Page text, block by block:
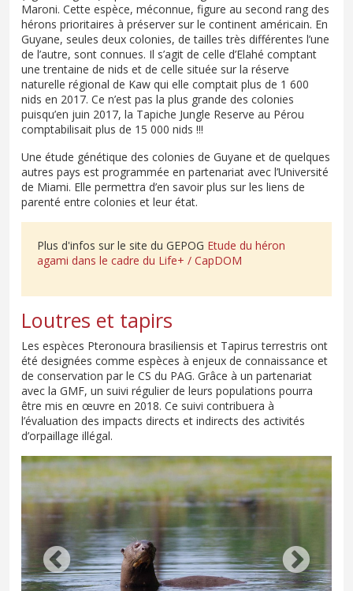
Maroni. Cette espèce, méconnue, figure au second rang des
hérons prioritaires à préserver sur le continent américain. En
Guyane, seules deux colonies, de tailles très différentes l’une
de l’autre, sont connues. Il s’agit de celle d’Elahé comptant
une trentaine de nids et de celle située sur la réserve
naturelle régional de Kaw qui elle comptait plus de 1 600
nids en 2017. Ce n’est pas la plus grande des colonies
puisqu’en juin 2017, la Tapiche Jungle Reserve au Pérou
comptabilisait plus de 15 000 nids !!!
Une étude génétique des colonies de Guyane et de quelques
autres pays est programmée en partenariat avec l’Université
de Miami. Elle permettra d’en savoir plus sur les liens de
parenté entre colonies et leur état.
Plus d'infos sur le site du GEPOG Etude du héron
agami dans le cadre du Life+ / CapDOM
Loutres et tapirs
Les espèces Pteronoura brasiliensis et Tapirus terrestris ont
été designées comme espèces à enjeux de connaissance et
de conservation par le CS du PAG. Grâce à un partenariat
avec la GMF, un suivi régulier de leurs populations pourra
être mis en œuvre en 2018. Ce suivi contribuera à
l’évaluation des impacts directs et indirects des activités
d’orpaillage illégal.